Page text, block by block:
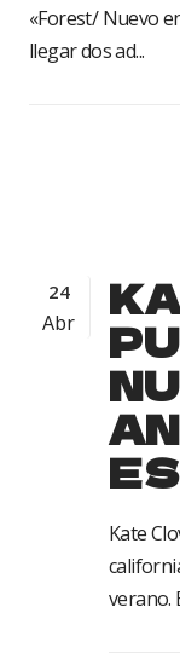
«Forest/ Nuevo
llegar dos ad...
24
Abr
Kate
verano.